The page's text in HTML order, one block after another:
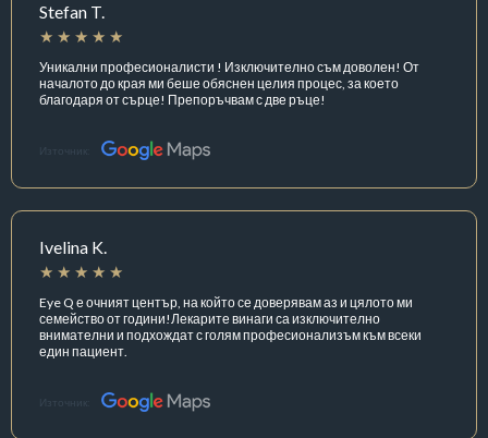
Stefan T.
Уникални професионалисти ! Изключително съм доволен! От
началото до края ми беше обяснен целия процес, за което
благодаря от сърце! Препоръчвам с две ръце!
Източник:
Ivelina K.
Eye Q е очният център, на който се доверявам аз и цялото ми
семейство от години!Лекарите винаги са изключително
внимателни и подхождат с голям професионализъм към всеки
един пациент.
Източник: